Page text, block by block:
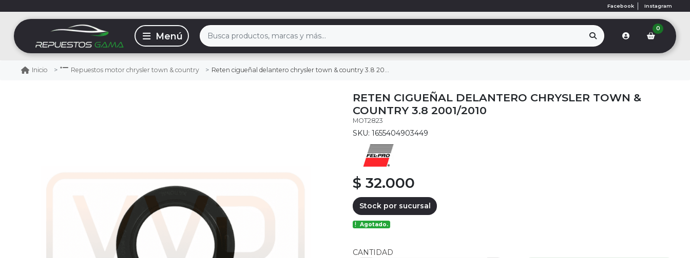
Facebook Instagram
0
Inicio Repuestos motor chrysler town & country Reten cigueñal delantero chrysler town & country 3.8 2001/2010
RETEN CIGUEÑAL DELANTERO CHRYSLER TOWN &
COUNTRY 3.8 2001/2010
MOT2823
SKU: 1655404903449
$ 32.000
Stock por sucursal
Agotado.
CANTIDAD